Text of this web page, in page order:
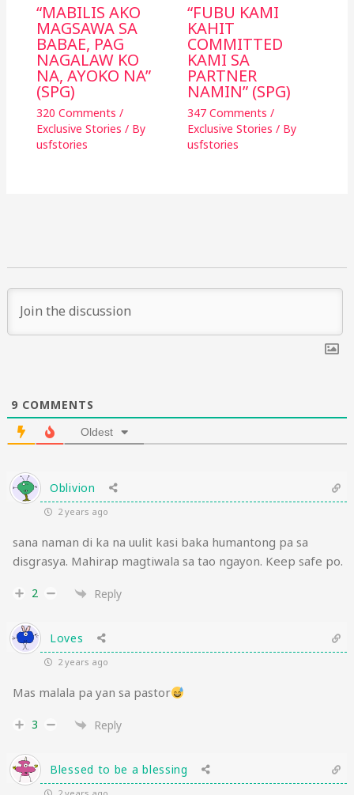
“MABILIS AKO
MAGSAWA SA
BABAE, PAG
NAGALAW KO
NA, AYOKO NA”
(SPG)
320 Comments /
Exclusive Stories / By
usfstories
“FUBU KAMI
KAHIT
COMMITTED
KAMI SA
PARTNER
NAMIN” (SPG)
347 Comments /
Exclusive Stories / By
usfstories
9 COMMENTS
Oldest
Oblivion
2 years ago
sana naman di ka na uulit kasi baka humantong pa sa
disgrasya. Mahirap magtiwala sa tao ngayon. Keep safe po.
2 Reply
Loves
2 years ago
Mas malala pa yan sa pastor
3 Reply
Blessed to be a blessing